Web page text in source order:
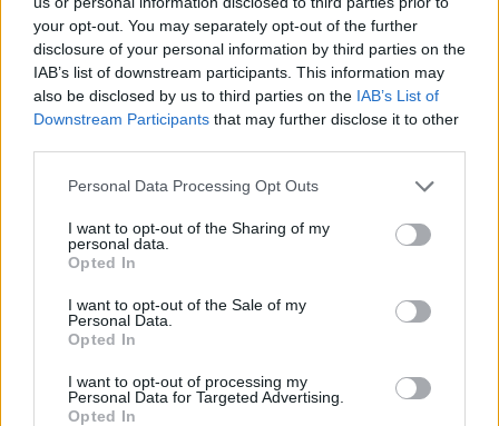
your opt-out. You may separately opt-out of the further
disclosure of your personal information by third parties on the
IAB’s list of downstream participants. This information may
also be disclosed by us to third parties on the IAB’s List of
Downstream Participants that may further disclose it to other
Personal Data Processing Opt Outs
I want to opt-out of the Sharing of my
personal data.
Opted In
I want to opt-out of the Sale of my
Personal Data.
Opted In
I want to opt-out of processing my
Personal Data for Targeted Advertising.
Opted In